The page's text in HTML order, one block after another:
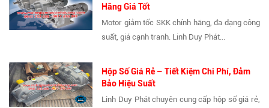
Hãng Giá Tốt
Motor giảm tốc SKK chính hãng, đa dạng công
suất, giá cạnh tranh. Linh Duy Phát...
Hộp Số Giá Rẻ – Tiết Kiệm Chi Phí, Đảm
Bảo Hiệu Suất
Linh Duy Phát chuyên cung cấp hộp số giá rẻ,